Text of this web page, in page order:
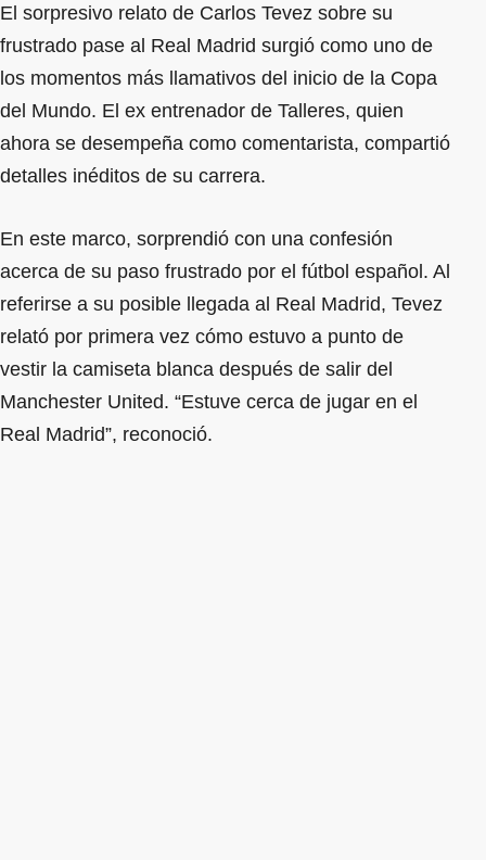
El sorpresivo relato de Carlos Tevez sobre su
frustrado pase al Real Madrid surgió como uno de
los momentos más llamativos del inicio de la Copa
del Mundo. El ex entrenador de Talleres, quien
ahora se desempeña como comentarista, compartió
detalles inéditos de su carrera.
En este marco, sorprendió con una confesión
acerca de su paso frustrado por el fútbol español. Al
referirse a su posible llegada al Real Madrid, Tevez
relató por primera vez cómo estuvo a punto de
vestir la camiseta blanca después de salir del
Manchester United. “Estuve cerca de jugar en el
Real Madrid”, reconoció.